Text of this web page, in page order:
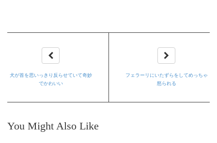
犬が首を思いっきり反らせていて奇妙
でかわいい
フェラーリにいたずらをしてめっちゃ
怒られる
You Might Also Like